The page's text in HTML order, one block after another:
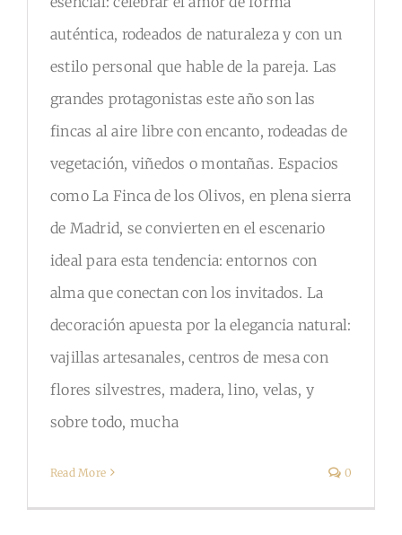
auténtica, rodeados de naturaleza y con un
estilo personal que hable de la pareja. Las
grandes protagonistas este año son las
fincas al aire libre con encanto, rodeadas de
vegetación, viñedos o montañas. Espacios
como La Finca de los Olivos, en plena sierra
de Madrid, se convierten en el escenario
ideal para esta tendencia: entornos con
alma que conectan con los invitados. La
decoración apuesta por la elegancia natural:
vajillas artesanales, centros de mesa con
flores silvestres, madera, lino, velas, y
sobre todo, mucha
Read More 0